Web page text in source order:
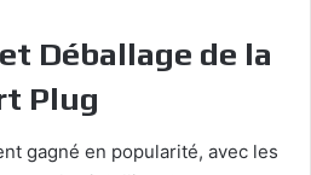
Déballage de la
Plug
gagné en popularité, avec les